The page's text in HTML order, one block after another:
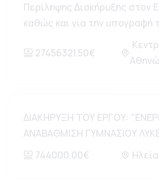
Περίληψης Διακήρυξης στον
καθώς και για την υπογραφή
27456321.50€
ΔΙΑΚΗΡΥΞΗ ΤΟΥ ΕΡΓΟΥ:
ΑΝΑΒΑΘΜΙΣΗ ΓΥΜΝΑΣΙΟΥ
744000.00€